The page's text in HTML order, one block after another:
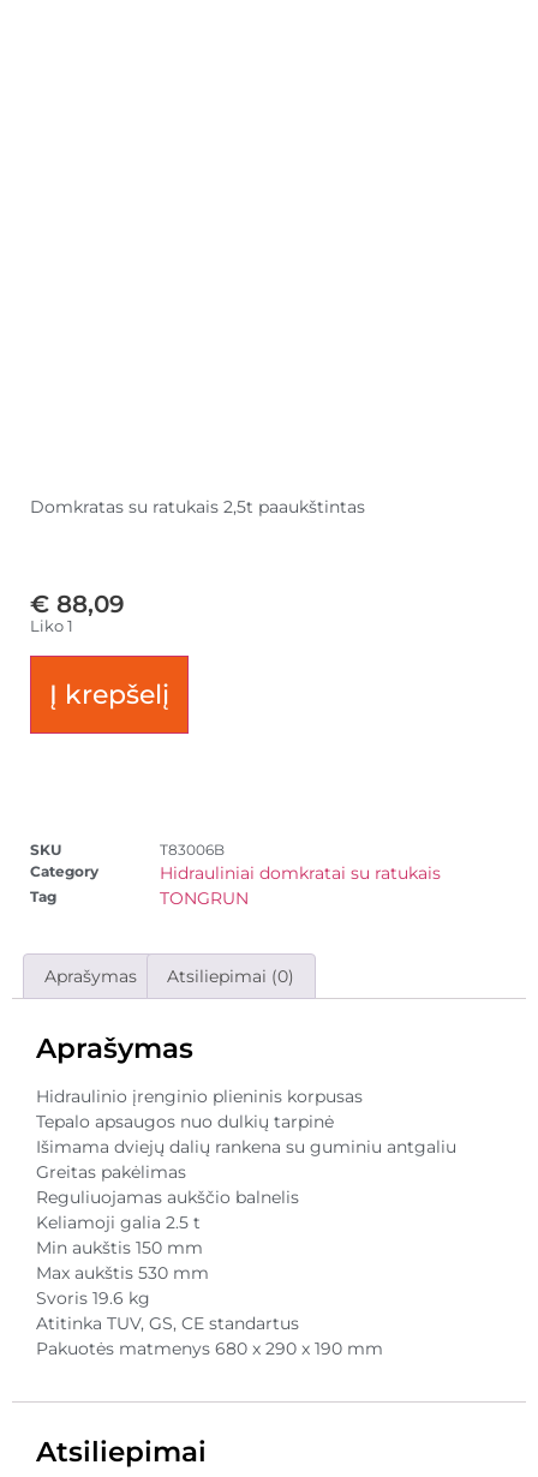
Domkratas su ratukais 2,5t paaukštintas
€ 88,09
Liko 1
Į krepšelį
SKU
T83006B
Category
Hidrauliniai domkratai su ratukais
Tag TONGRUN
Aprašymas Atsiliepimai (0)
Aprašymas
Hidraulinio įrenginio plieninis korpusas
Tepalo apsaugos nuo dulkių tarpinė
Išimama dviejų dalių rankena su guminiu antgaliu
Greitas pakėlimas
Reguliuojamas aukščio balnelis
Keliamoji galia 2.5 t
Min aukštis 150 mm
Max aukštis 530 mm
Svoris 19.6 kg
Atitinka TUV, GS, CE standartus
Pakuotės matmenys 680 x 290 x 190 mm
Atsiliepimai